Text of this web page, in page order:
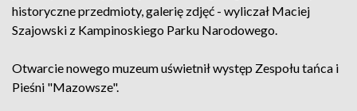
historyczne przedmioty, galerię zdjęć - wyliczał Maciej
Szajowski z Kampinoskiego Parku Narodowego.
Otwarcie nowego muzeum uświetnił występ Zespołu tańca i
Pieśni "Mazowsze".